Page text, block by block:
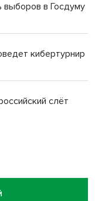
выборов в Госдуму
кибертурнир
слёт